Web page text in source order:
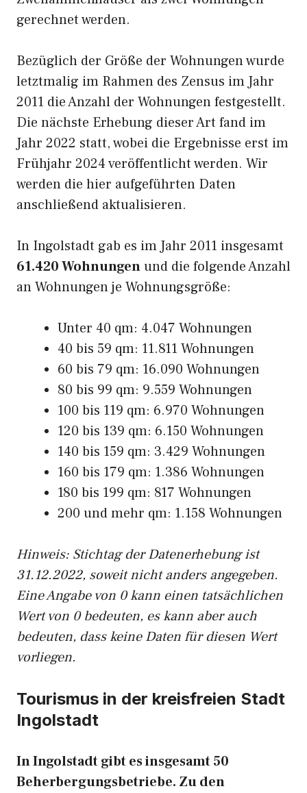
gerechnet werden.
Bezüglich der Größe der Wohnungen wurde
letztmalig im Rahmen des Zensus im Jahr
2011 die Anzahl der Wohnungen festgestellt.
Die nächste Erhebung dieser Art fand im
Jahr 2022 statt, wobei die Ergebnisse erst im
Frühjahr 2024 veröffentlicht werden. Wir
werden die hier aufgeführten Daten
anschließend aktualisieren.
In Ingolstadt gab es im Jahr 2011 insgesamt
61.420 Wohnungenund die folgende Anzahl
an Wohnungen je Wohnungsgröße:
Unter 40 qm: 4.047 Wohnungen
40 bis 59 qm: 11.811 Wohnungen
60 bis 79 qm: 16.090 Wohnungen
80 bis 99 qm: 9.559 Wohnungen
100 bis 119 qm: 6.970 Wohnungen
120 bis 139 qm: 6.150 Wohnungen
140 bis 159 qm: 3.429 Wohnungen
160 bis 179 qm: 1.386 Wohnungen
180 bis 199 qm: 817 Wohnungen
200 und mehr qm: 1.158 Wohnungen
Hinweis: Stichtag der Datenerhebung ist
31.12.2022, soweit nicht anders angegeben.
Eine Angabe von 0 kann einen tatsächlichen
Wert von 0 bedeuten, es kann aber auch
bedeuten, dass keine Daten für diesen Wert
vorliegen.
Tourismus in der kreisfreien Stadt
Ingolstadt
In Ingolstadt gibt es insgesamt 50
Beherbergungsbetriebe. Zu den